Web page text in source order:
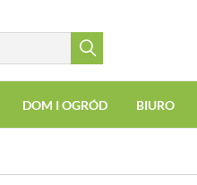
DOM I OGRÓD BIURO